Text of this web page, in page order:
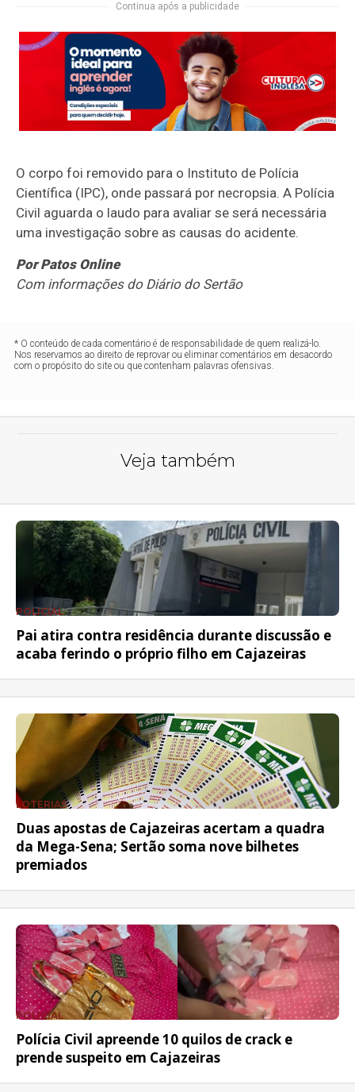
Continua após a publicidade
O corpo foi removido para o Instituto de Polícia
Científica (IPC), onde passará por necropsia. A Polícia
Civil aguarda o laudo para avaliar se será necessária
uma investigação sobre as causas do acidente.
Por Patos Online
Com informações do Diário do Sertão
* O conteúdo de cada comentário é de responsabilidade de quem realizá-lo.
Nos reservamos ao direito de reprovar ou eliminar comentários em desacordo
com o propósito do site ou que contenham palavras ofensivas.
Veja também
POLICIAL
Pai atira contra residência durante discussão e
acaba ferindo o próprio filho em Cajazeiras
LOTERIAS
Duas apostas de Cajazeiras acertam a quadra
da Mega-Sena; Sertão soma nove bilhetes
premiados
POLICIAL
Polícia Civil apreende 10 quilos de crack e
prende suspeito em Cajazeiras